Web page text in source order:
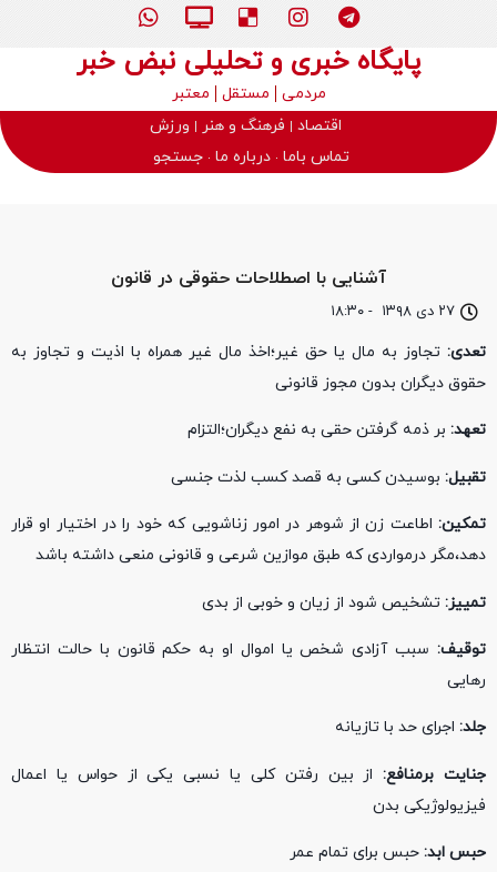
پایگاه خبری و تحلیلی نبض خبر
مردمی مستقل
معتبر
اقتصاد
فرهنگ و هنر
ورزش
تماس باما درباره ما جستجو
۲۷ دی ۱۳۹۸ - ۱۸:۳۰
آشنایی با اصطلاحات حقوقی در قانون
تعدی: تجاوز به مال یا حق غیر؛اخذ مال غیر همراه با اذیت و تجاوز به
حقوق دیگران بدون مجوز قانونی
تعهد: بر ذمه گرفتن حقی به نفع دیگران؛التزام
تقبیل: بوسیدن کسی به قصد کسب لذت جنسی
تمکین: اطاعت زن از شوهر در امور زناشویی که خود را در اختیار او قرار
دهد،مگر درمواردی که طبق موازین شرعی و قانونی منعی داشته باشد
تمییز: تشخیص شود از زیان و خوبی از بدی
توقیف: سبب آزادی شخص یا اموال او به حکم قانون با حالت انتظار
رهایی
جلد: اجرای حد با تازیانه
جنایت برمنافع: از بین رفتن کلی یا نسبی یکی از حواس یا اعمال
فیزیولوژیکی بدن
حبس ابد: حبس برای تمام عمر